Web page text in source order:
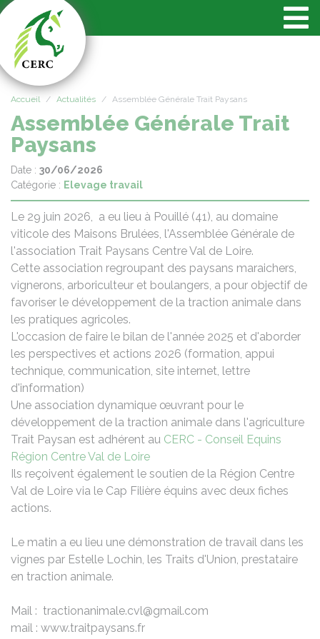
Accueil Actualités Assemblée Générale Trait Paysans
Assemblée Générale Trait
Paysans
Date : 30/06/2026
Catégorie : Elevage travail
Le 29 juin 2026, a eu lieu à Pouillé (41), au domaine
viticole des Maisons Brulées, l'Assemblée Générale de
l'association Trait Paysans Centre Val de Loire.
Cette association regroupant des paysans maraichers,
vignerons, arboriculteur et boulangers, a pour objectif de
favoriser le développement de la traction animale dans
les pratiques agricoles.
L'occasion de faire le bilan de l'année 2025 et d'aborder
les perspectives et actions 2026 (formation, appui
technique, communication, site internet, lettre
d'information)
Une association dynamique œuvrant pour le
développement de la traction animale dans l'agriculture
Trait Paysan est adhérent au CERC - Conseil Equins
Région Centre Val de Loire
Ils reçoivent également le soutien de la Région Centre
Val de Loire via le Cap Filière équins avec deux fiches
actions.
Le matin a eu lieu une démonstration de travail dans les
vignes par Estelle Lochin, les Traits d'Union, prestataire
en traction animale.
Mail : tractionanimale.cvl@gmail.com
mail : www.traitpaysans.fr
Panneau de gestion des cookies